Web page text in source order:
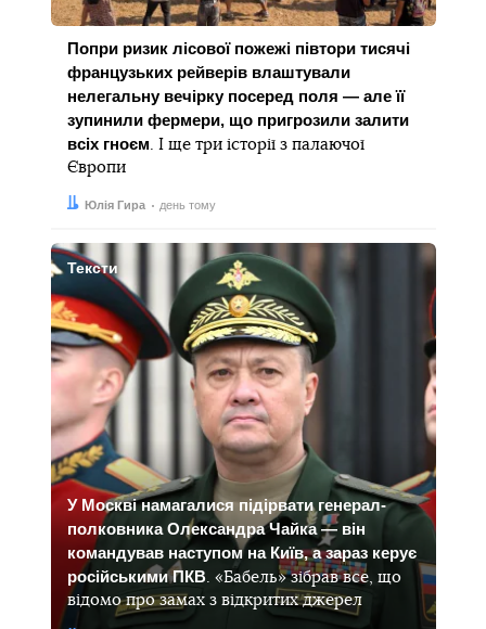
Попри ризик лісової пожежі півтори тисячі
французьких рейверів влаштували
нелегальну вечірку посеред поля — але її
зупинили фермери, що пригрозили залити
всіх гноєм. І ще три історії з палаючої
Європи
Автор:Юлія Гира
Дата: день тому
Тексти
У Москві намагалися підірвати генерал-
полковника Олександра Чайка — він
командував наступом на Київ, а зараз керує
російськими ПКВ. «Бабель» зібрав все, що
відомо про замах з відкритих джерел